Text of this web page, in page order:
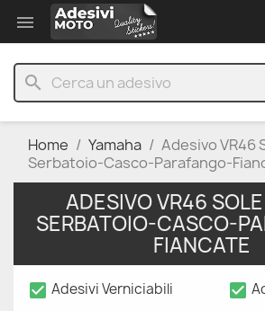

search
Home Yamaha
Adesivo VR46
Serbatoio-Casco-Parafango-
ADESIVO VR46
SERBATOIO-CASCO-
FIANCATE
check_box Adesivi Verniciabili check_box